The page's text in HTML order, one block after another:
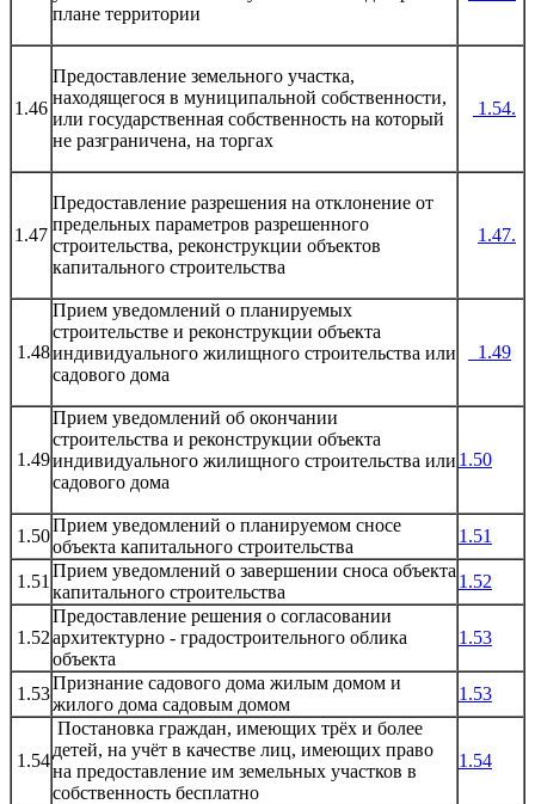
плане территории
1.46
Предоставление земельного участка,
находящегося в муниципальной собственности,
или государственная собственность на который
не разграничена, на торгах
1.54.
1.47
Предоставление разрешения на отклонение от
предельных параметров разрешенного
строительства, реконструкции объектов
капитального строительства
1.47.
1.48
Прием уведомлений о планируемых
строительстве и реконструкции объекта
индивидуального жилищного строительства или
садового дома
1.49
1.49
Прием уведомлений об окончании
строительства и реконструкции объекта
индивидуального жилищного строительства или
садового дома
1.50
1.50
Прием уведомлений о планируемом сносе
объекта капитального строительства
1.51
1.51
Прием уведомлений о завершении сноса объекта
капитального строительства
1.52
1.52
Предоставление решения о согласовании
архитектурно - градостроительного облика
объекта
1.53
1.53
Признание садового дома жилым домом и
жилого дома садовым домом
1.53
1.54
Постановка граждан, имеющих трёх и более
детей, на учёт в качестве лиц, имеющих право
на предоставление им земельных участков в
собственность бесплатно
1.54